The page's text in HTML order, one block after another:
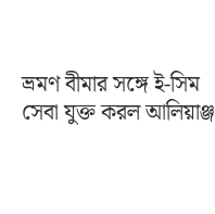
ভ্রমণ বীমার সঙ্গে ই-সিম
সেবা যুক্ত করল আলিয়াঞ্জ